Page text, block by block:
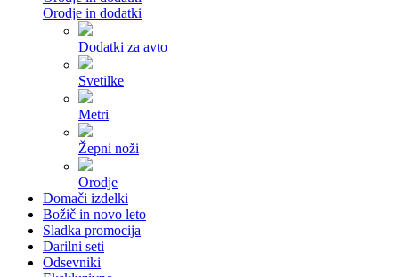
Orodje in dodatki
Dodatki za avto
Svetilke
Metri
Žepni noži
Orodje
Domači izdelki
Božič in novo leto
Sladka promocija
Darilni seti
Odsevniki